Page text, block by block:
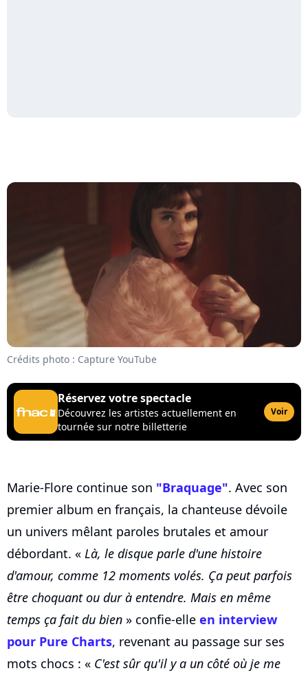
Crédits photo : Capture YouTube
Réservez votre spectacle
Découvrez les artistes actuellement en
tournée sur notre billetterie
Voir
Marie-Flore continue son "Braquage". Avec son
premier album en français, la chanteuse dévoile
un univers mêlant paroles brutales et amour
débordant. « Là, le disque parle d'une histoire
d'amour, comme 12 moments volés. Ça peut parfois
être choquant ou dur à entendre. Mais en même
temps ça fait du bien » confie-elle en interview
pour Pure Charts, revenant au passage sur ses
mots chocs : « C'est sûr qu'il y a un côté où je me